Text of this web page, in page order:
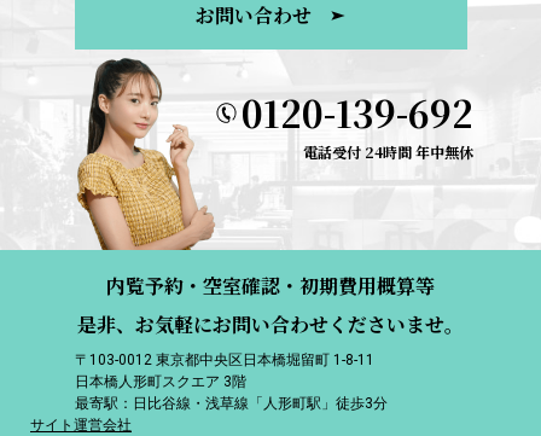
お問い合わせ
0120-139-692
電話受付 24時間 年中無休
内覧予約・空室確認・初期費用概算等
是非、お気軽にお問い合わせくださいませ。
〒103-0012 東京都中央区日本橋堀留町 1-8-11
日本橋人形町スクエア 3階
最寄駅：日比谷線・浅草線「人形町駅」徒歩3分
サイト運営会社